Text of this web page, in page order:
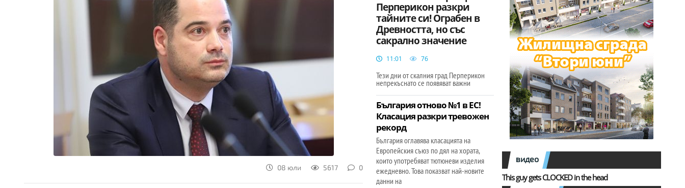
08 юли 5617 0
Перперикон разкри
тайните си! Ограбен в
Древността, но със
сакрално значение
11:01 76
Тези дни от скалния град Перперикон
непрекъснато се появяват важни
България отново №1 в ЕС!
Класация разкри тревожен
рекорд
България оглавява класацията на
Европейския съюз по дял на хората,
които употребяват тютюневи изделия
ежедневно. Това показват най-новите
данни на
видео
This guy gets CLOCKED in the head